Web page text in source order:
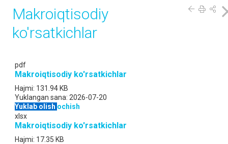
Makroiqtisodiy
ko'rsatkichlar
pdf
Makroiqtisodiy ko'rsatkichlar
Hajmi: 131.94 KB
Yuklangan sana: 2026-07-20
Yuklab olish ochish
xlsx
Makroiqtisodiy ko'rsatkichlar
Hajmi: 17.35 KB